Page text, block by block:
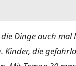
Dinge auch mal
Kinder, die